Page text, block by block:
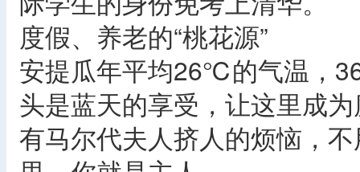
度假、养老的“桃花源”
安提瓜年平均26℃的气温，
头是蓝天的享受，让这里成
有马尔代夫人挤人的烦恼，